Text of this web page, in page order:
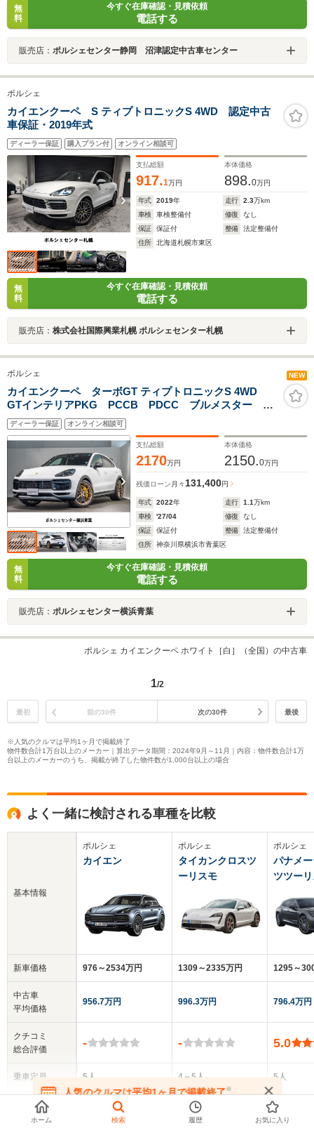
無
料
今すぐ在庫確認・見積依頼
電話する
販売店： ポルシェセンター静岡 沼津認定中古車センター
ポルシェ
カイエンクーペ S ティプトロニックS 4WD 認定中古
車保証・2019年式
ディーラー保証 購入プラン付 オンライン相談可
支払総額
917.1万円
本体価格
898.0万円
年式 2019年 走行 2.3万km
車検
車検整備付 修復
なし
保証
保証付 整備
法定整備付
住所
北海道札幌市東区
無
料
今すぐ在庫確認・見積依頼
電話する
販売店： 株式会社国際興業札幌 ポルシェセンター札幌
ポルシェ NEW
カイエンクーペ ターボGT ティプトロニックS 4WD
GTインテリアPKG PCCB PDCC ブルメスター マ
トリックスLED 4ゾーンエアコン HUD アクティブレ
ーンキープ ソフトクローズドア ステアリングヒータ
ー プライバシーガラス
ディーラー保証 オンライン相談可
支払総額
2170万円
本体価格
2150.0万円
残価ローン 月々131,400円
年式 2022年 走行 1.1万km
車検
'27/04 修復
なし
保証
保証付 整備
法定整備付
住所
神奈川県横浜市青葉区
無
料
今すぐ在庫確認・見積依頼
電話する
販売店： ポルシェセンター横浜青葉
ポルシェ カイエンクーペ ホワイト［白］（全国）の中古車
1/2
最初 前の30件 次の30件 最後
※人気のクルマは平均1ヶ月で掲載終了
物件数合計1万台以上のメーカー｜算出データ期間：2024年9月～11月｜内容：物件数合計1万
台以上のメーカーのうち、掲載が終了した物件数が1,000台以上の場合
よく一緒に検討される車種を比較
基本情報
新車価格
中古車
平均価格
クチコミ
総合評価
乗車定員
ドア数
ポルシェ
カイエン
976～2534万円
956.7万円
-
5人
ポルシェ
タイカンクロスツ
ーリスモ
1309～2335万円
996.3万円
-
4～5人
5ドア
ポルシェ
パナメ
ツツー
1295～
796.4万円
5.0
5人
5ドア
▼全てを表示する
人気のクルマは平均1ヶ月で掲載終了※
在庫が無くなる前にお問い合わせください
ホーム 検索 履歴 お気に入り